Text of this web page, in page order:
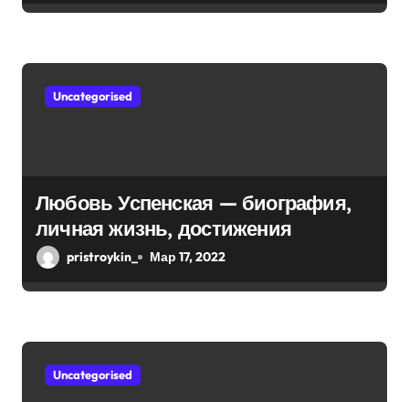
я
м
Uncategorised
Любовь Успенская — биография,
личная жизнь, достижения
pristroykin_ Мар 17, 2022
Uncategorised